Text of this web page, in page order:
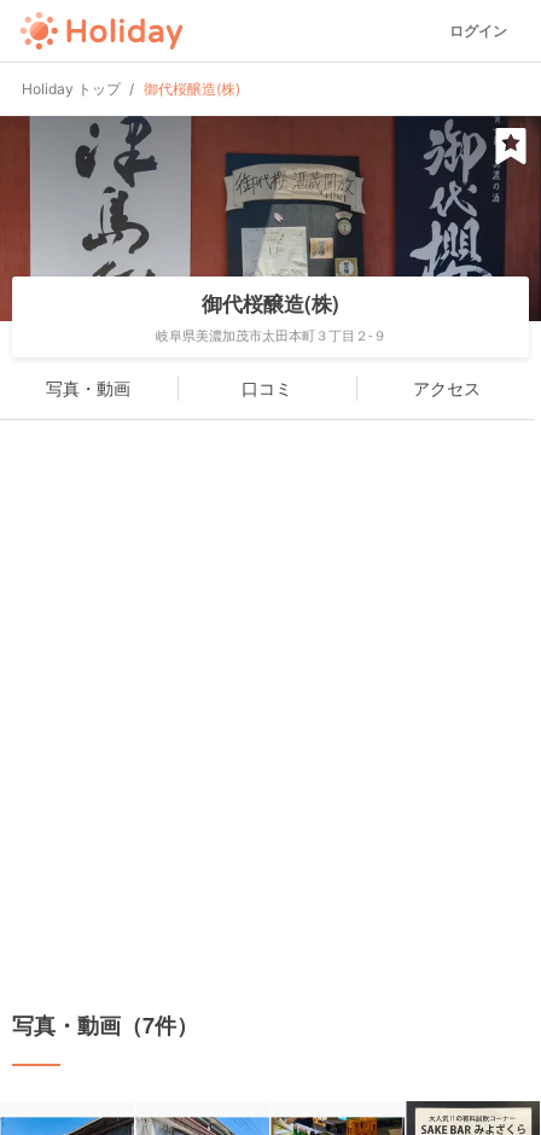
ログイン
Holiday トップ 御代桜醸造(株)
御代桜醸造(株)
岐阜県美濃加茂市太田本町３丁目２-９
写真・動画 口コミ アクセス
写真・動画（7件）